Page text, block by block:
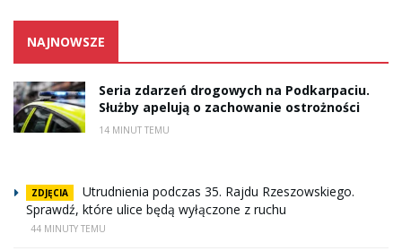
NAJNOWSZE
Seria zdarzeń drogowych na Podkarpaciu.
Służby apelują o zachowanie ostrożności
14 MINUT TEMU
ZDJĘCIA
Utrudnienia podczas 35. Rajdu Rzeszowskiego.
Sprawdź, które ulice będą wyłączone z ruchu
44 MINUTY TEMU